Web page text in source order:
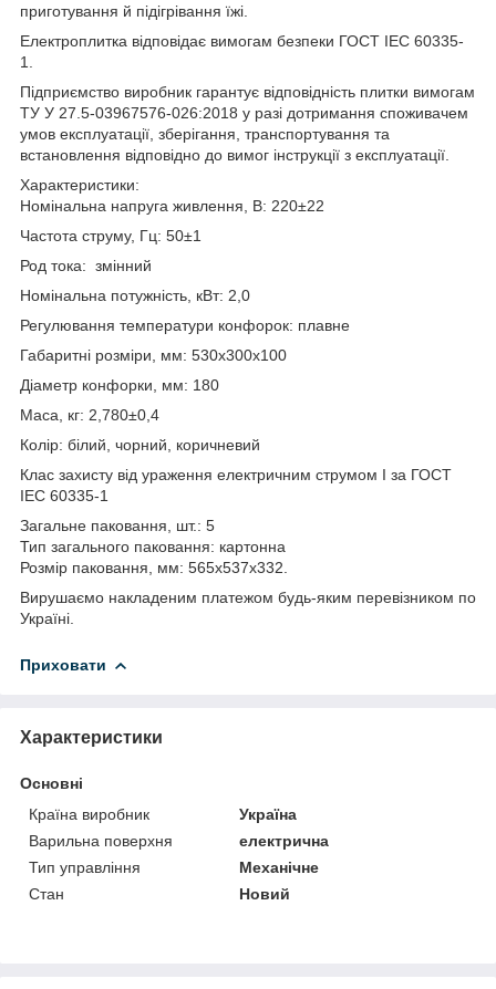
приготування й підігрівання їжі.
Електроплитка відповідає вимогам безпеки ГОСТ IEC 60335-
1.
Підприємство виробник гарантує відповідність плитки вимогам
ТУ У 27.5-03967576-026:2018 у разі дотримання споживачем
умов експлуатації, зберігання, транспортування та
встановлення відповідно до вимог інструкції з експлуатації.
Характеристики:
Номінальна напруга живлення, В: 220±22
Частота струму, Гц: 50±1
Род тока: змінний
Номінальна потужність, кВт: 2,0
Регулювання температури конфорок: плавне
Габаритні розміри, мм: 530х300х100
Діаметр конфорки, мм: 180
Маса, кг: 2,780±0,4
Колір: білий, чорний, коричневий
Клас захисту від ураження електричним струмом I за ГОСТ
IEC 60335-1
Загальне паковання, шт.: 5
Тип загального паковання: картонна
Розмір паковання, мм: 565х537х332.
Вирушаємо накладеним платежом будь-яким перевізником по
Україні.
Приховати
Характеристики
Основні
Країна виробник
Україна
Варильна поверхня
електрична
Тип управління
Механічне
Стан
Новий